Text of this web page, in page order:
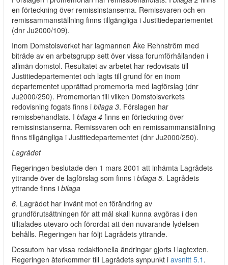
en förteckning över remissinstanserna. Remissvaren och en
remissammanställning finns tillgängliga i Justitiedepartementet
(dnr Ju2000/109).
Inom Domstolsverket har lagmannen Åke Rehnström med
biträde av en arbetsgrupp sett över vissa forumförhållanden i
allmän domstol. Resultatet av arbetet har redovisats till
Justitiedepartementet och lagts till grund för en inom
departementet upprättad promemoria med lagförslag (dnr
Ju2000/250). Promemorian till vilken Domstolsverkets
redovisning fogats finns i bilaga 3. Förslagen har
remissbehandlats. I bilaga 4 finns en förteckning över
remissinstanserna. Remissvaren och en remissammanställning
finns tillgängliga i Justitiedepartementet (dnr Ju2000/250).
Lagrådet
Regeringen beslutade den 1 mars 2001 att inhämta Lagrådets
yttrande över de lagförslag som finns i bilaga 5. Lagrådets
yttrande finns i bilaga
6. Lagrådet har invänt mot en förändring av
grundförutsättningen för att mål skall kunna avgöras i den
tilltalades utevaro och förordat att den nuvarande lydelsen
behålls. Regeringen har följt Lagrådets yttrande.
Dessutom har vissa redaktionella ändringar gjorts i lagtexten.
Regeringen återkommer till Lagrådets synpunkt i avsnitt 5.1 .